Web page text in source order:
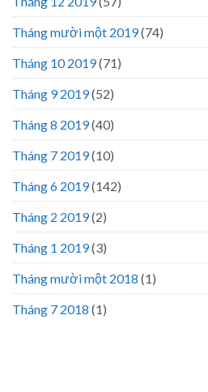
Tháng mười một 2019(74)
Tháng 10 2019(71)
Tháng 9 2019(52)
Tháng 8 2019(40)
Tháng 7 2019(10)
Tháng 6 2019(142)
Tháng 2 2019(2)
Tháng 1 2019(3)
Tháng mười một 2018 (1)
Tháng 7 2018 (1)